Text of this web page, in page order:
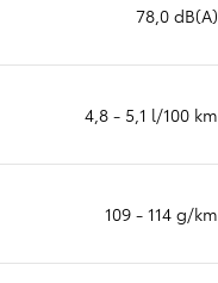
78,0 dB(A)
4,8 - 5,1 l/100 km
109 - 114 g/km